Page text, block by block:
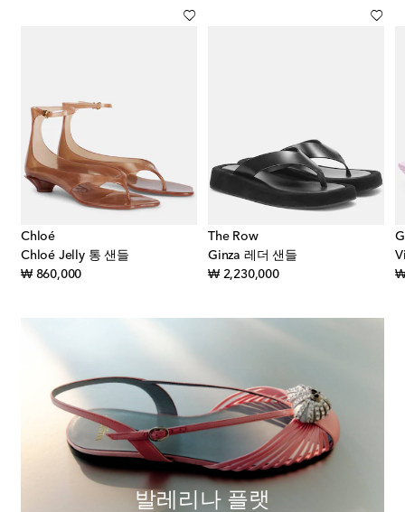
Chloé
Chloé Jelly 통 샌들
₩ 860,000original price
The Row
Ginza 레더 샌들
₩ 2,230,000original price
₩
발레리나 플랫